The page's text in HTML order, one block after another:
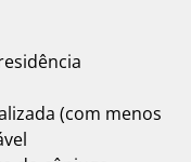
(com menos